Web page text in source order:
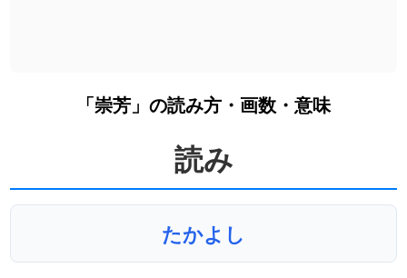
「崇芳」の読み方・画数・意味
読み
たかよし